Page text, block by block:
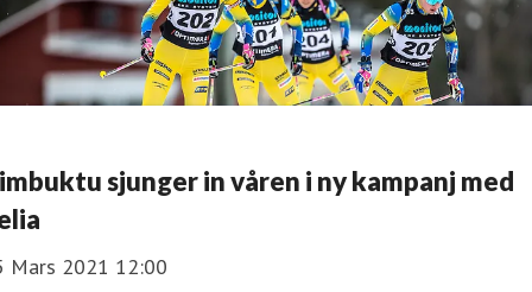
sjunger in våren i ny kampanj med
Mars 2021 12:00